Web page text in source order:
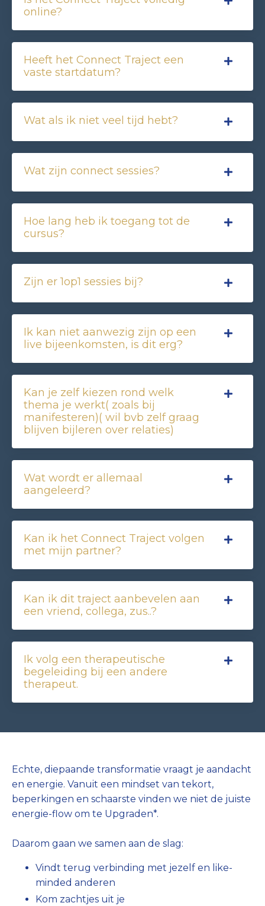
online?
Heeft het Connect Traject een
vaste startdatum?
Wat als ik niet veel tijd hebt?
Wat zijn connect sessies?
Hoe lang heb ik toegang tot de
cursus?
Zijn er 1op1 sessies bij?
Ik kan niet aanwezig zijn op een
live bijeenkomsten, is dit erg?
Kan je zelf kiezen rond welk
thema je werkt( zoals bij
manifesteren)( wil bvb zelf graag
blijven bijleren over relaties)
Wat wordt er allemaal
aangeleerd?
Kan ik het Connect Traject volgen
met mijn partner?
Kan ik dit traject aanbevelen aan
een vriend, collega, zus..?
Ik volg een therapeutische
begeleiding bij een andere
therapeut.
Echte, diepaande transformatie vraagt je aandacht
en energie. Vanuit een mindset van tekort,
beperkingen en schaarste vinden we niet de juiste
energie-flow om te Upgraden*.
Daarom gaan we samen aan de slag:
Vindt terug verbinding met jezelf en like-
minded anderen
Kom zachtjes uit je